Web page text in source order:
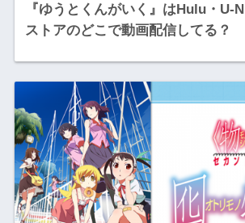
『ゆうとくんがいく』はHulu・U-
ストアのどこで動画配信してる？